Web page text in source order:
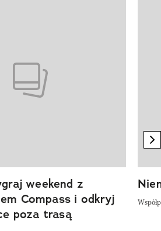
weekend z
Compass i odkryj
poza trasą